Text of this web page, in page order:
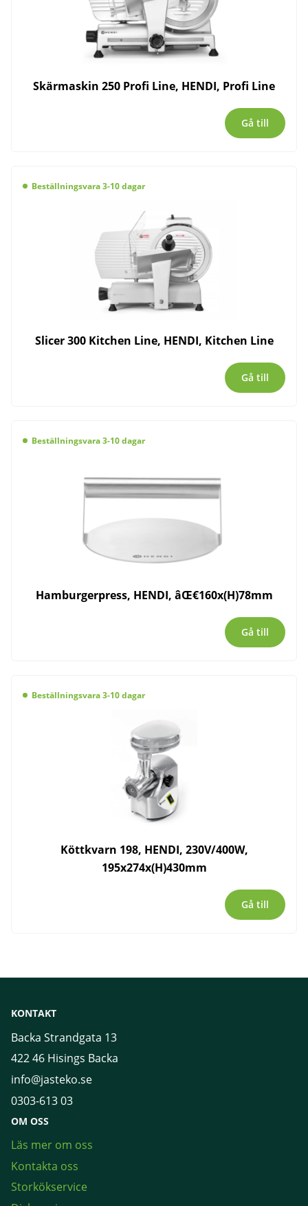
Skärmaskin 250 Profi Line, HENDI, Profi Line
Gå till
Beställningsvara 3-10 dagar
Slicer 300 Kitchen Line, HENDI, Kitchen Line
Gå till
Beställningsvara 3-10 dagar
Hamburgerpress, HENDI, âŒ€160x(H)78mm
Gå till
Beställningsvara 3-10 dagar
Köttkvarn 198, HENDI, 230V/400W,
195x274x(H)430mm
Gå till
KONTAKT
Backa Strandgata 13
422 46 Hisings Backa
info@jasteko.se
0303-613 03
OM OSS
Läs mer om oss
Kontakta oss
Storkökservice